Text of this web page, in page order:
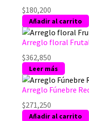
$180,200
Añadir al carrito
Arreglo floral
$362,850
Leer más
Arreglo Fúnebre
$271,250
Añadir al carrito